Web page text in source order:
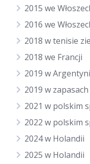
2015 we
2016 we
2018 w tenisie
2018 we Francji
2019 w
2019 w zapasach
2021 w polskim
2022 w polskim
2024 w Holandii
2025 w Holandii